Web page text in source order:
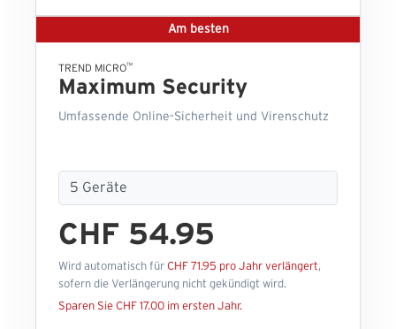
Am besten
TREND MICRO™
Maximum Security
Umfassende Online-Sicherheit und Virenschutz
CHF 54.95
Wird automatisch für CHF 71.95 pro Jahr verlängert,
sofern die Verlängerung nicht gekündigt wird.
Sparen Sie CHF 17.00 im ersten Jahr.